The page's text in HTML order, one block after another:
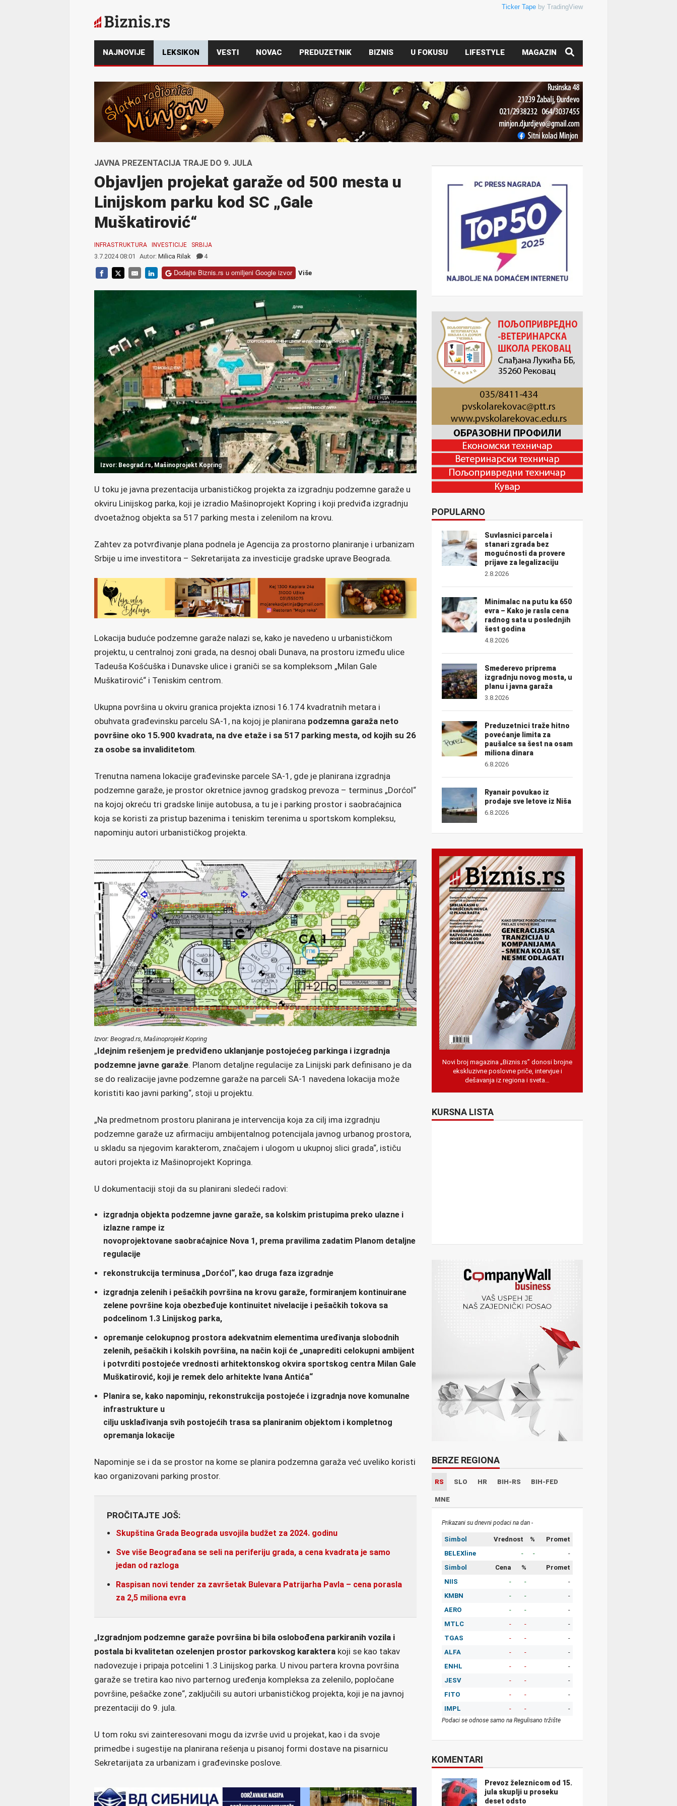
Ticker Tape by TradingView
NAJNOVIJE LEKSIKON VESTI NOVAC PREDUZETNIK BIZNIS U FOKUSU LIFESTYLE MAGAZIN
JAVNA PREZENTACIJA TRAJE DO 9. JULA
Objavljen projekat garaže od 500 mesta u
Linijskom parku kod SC „Gale
Muškatirović“
INFRASTRUKTURA INVESTICIJE SRBIJA
3.7.2024 08:01 Autor: Milica Rilak 4
Dodajte Biznis.rs u omiljeni Google izvor Više
Izvor: Beograd.rs, Mašinoprojekt Kopring
U toku je javna prezentacija urbanističkog projekta za izgradnju podzemne garaže u
okviru Linijskog parka, koji je izradio Mašinoprojekt Kopring i koji predviđa izgradnju
dvoetažnog objekta sa 517 parking mesta i zelenilom na krovu.
Zahtev za potvrđivanje plana podnela je Agencija za prostorno planiranje i urbanizam
Srbije u ime investitora – Sekretarijata za investicije gradske uprave Beograda.
Lokacija buduće podzemne garaže nalazi se, kako je navedeno u urbanističkom
projektu, u centralnoj zoni grada, na desnoj obali Dunava, na prostoru između ulice
Tadeuša Košćuška i Dunavske ulice i graniči se sa kompleksom „Milan Gale
Muškatirović“ i Teniskim centrom.
Ukupna površina u okviru granica projekta iznosi 16.174 kvadratnih metara i
obuhvata građevinsku parcelu SA-1, na kojoj je planirana podzemna garaža neto
površine oko 15.900 kvadrata, na dve etaže i sa 517 parking mesta, od kojih su 26
za osobe sa invaliditetom.
Trenutna namena lokacije građevinske parcele SA-1, gde je planirana izgradnja
podzemne garaže, je prostor okretnice javnog gradskog prevoza – terminus „Dorćol“
na kojoj okreću tri gradske linije autobusa, a tu je i parking prostor i saobraćajnica
koja se koristi za pristup bazenima i teniskim terenima u sportskom kompleksu,
napominju autori urbanističkog projekta.
Izvor: Beograd.rs, Mašinoprojekt Kopring
„Idejnim rešenjem je predviđeno uklanjanje postojećeg parkinga i izgradnja
podzemne javne garaže. Planom detaljne regulacije za Linijski park definisano je da
se do realizacije javne podzemne garaže na parceli SA-1 navedena lokacija može
koristiti kao javni parking“, stoji u projektu.
„Na predmetnom prostoru planirana je intervencija koja za cilj ima izgradnju
podzemne garaže uz afirmaciju ambijentalnog potencijala javnog urbanog prostora,
u skladu sa njegovim karakterom, značajem i ulogom u ukupnoj slici grada“, ističu
autori projekta iz Mašinoprojekt Kopringa.
U dokumentaciji stoji da su planirani sledeći radovi:
izgradnja objekta podzemne javne garaže, sa kolskim pristupima preko ulazne i
izlazne rampe iz
novoprojektovane saobraćajnice Nova 1, prema pravilima zadatim Planom detaljne
regulacije
rekonstrukcija terminusa „Dorćol“, kao druga faza izgradnje
izgradnja zelenih i pešačkih površina na krovu garaže, formiranjem kontinuirane
zelene površine koja obezbeđuje kontinuitet nivelacije i pešačkih tokova sa
podcelinom 1.3 Linijskog parka,
opremanje celokupnog prostora adekvatnim elementima uređivanja slobodnih
zelenih, pešačkih i kolskih površina, na način koji će „unaprediti celokupni ambijent
i potvrditi postojeće vrednosti arhitektonskog okvira sportskog centra Milan Gale
Muškatirović, koji je remek delo arhitekte Ivana Antića“
Planira se, kako napominju, rekonstrukcija postojeće i izgradnja nove komunalne
infrastrukture u
cilju usklađivanja svih postojećih trasa sa planiranim objektom i kompletnog
opremanja lokacije
Napominje se i da se prostor na kome se planira podzemna garaža već uveliko koristi
kao organizovani parking prostor.
PROČITAJTE JOŠ:
Skupština Grada Beograda usvojila budžet za 2024. godinu
Sve više Beograđana se seli na periferiju grada, a cena kvadrata je samo
jedan od razloga
Raspisan novi tender za završetak Bulevara Patrijarha Pavla – cena porasla
za 2,5 miliona evra
„Izgradnjom podzemne garaže površina bi bila oslobođena parkiranih vozila i
postala bi kvalitetan ozelenjen prostor parkovskog karaktera koji se kao takav
nadovezuje i pripaja potcelini 1.3 Linijskog parka. U nivou partera krovna površina
garaže se tretira kao nivo parternog uređenja kompleksa za zelenilo, popločane
površine, pešačke zone“, zaključili su autori urbanističkog projekta, koji je na javnoj
prezentaciji do 9. jula.
U tom roku svi zainteresovani mogu da izvrše uvid u projekat, kao i da svoje
primedbe i sugestije na planirana rešenja u pisanoj formi dostave na pisarnicu
Sekretarijata za urbanizam i građevinske poslove.
POPULARNO
Suvlasnici parcela i
stanari zgrada bez
mogućnosti da provere
prijave za legalizaciju
2.8.2026
Minimalac na putu ka 650
evra – Kako je rasla cena
radnog sata u poslednjih
šest godina
4.8.2026
Smederevo priprema
izgradnju novog mosta, u
planu i javna garaža
3.8.2026
Preduzetnici traže hitno
povećanje limita za
paušalce sa šest na osam
miliona dinara
6.8.2026
Ryanair povukao iz
prodaje sve letove iz Niša
6.8.2026
Novi broj magazina „Biznis.rs” donosi brojne
ekskluzivne poslovne priče, intervjue i
dešavanja iz regiona i sveta…
KURSNA LISTA
BERZE REGIONA
RS SLO HR BIH-RS BIH-FED
MNE
Prikazani su dnevni podaci na dan -
Simbol Vrednost %
Promet
BELEXline
- -
-
Simbol
Cena %
Promet
NIIS
- -
-
KMBN
- -
-
AERO
- -
-
MTLC
- -
-
TGAS
- -
-
ALFA
- -
-
ENHL
- -
-
JESV
- -
-
FITO
- -
-
IMPL
- - -
Podaci se odnose samo na Regulisano tržište
KOMENTARI
Prevoz železnicom od 15.
jula skuplji u proseku
deset odsto